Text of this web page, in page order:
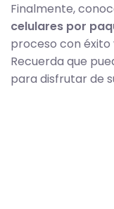
Finalmente,
celulares por
proceso con
Recuerda que
para disfrutar de